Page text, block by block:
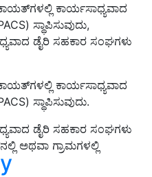
ಕಾರ್ಯಸಾಧ್ಯವಾದ
ಸ್ಥಾಪಿಸುವುದು,
ಡೈರಿ ಸಹಕಾರ ಸಂಘಗಳು
ಕಾರ್ಯಸಾಧ್ಯವಾದ
ಸ್ಥಾಪಿಸುವುದು.
ಡೈರಿ ಸಹಕಾರ ಸಂಘಗಳು
ಅಥವಾ ಗ್ರಾಮಗಳಲ್ಲಿ